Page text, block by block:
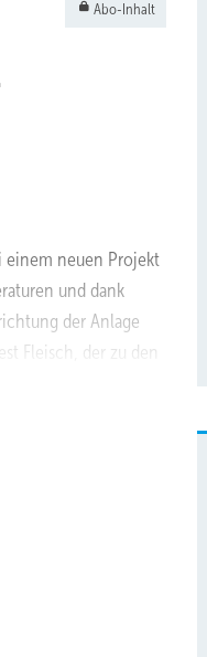
Abo-Inhalt
einem neuen Projekt
und dank
der Anlage
Fleisch, der zu den